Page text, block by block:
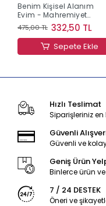
Benim Kişisel Alanım
Evim - Mahremiyet
Serisi 2
475,00 TL 332,50 TL
Sepete Ekle
Hızlı Teslimat
Siparişleriniz en
Güvenli
Güvenli ve
Geniş Ürün
Binlerce ürün
7 / 24 DESTEK
Öneri ve